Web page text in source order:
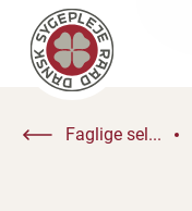
Faglige sel...